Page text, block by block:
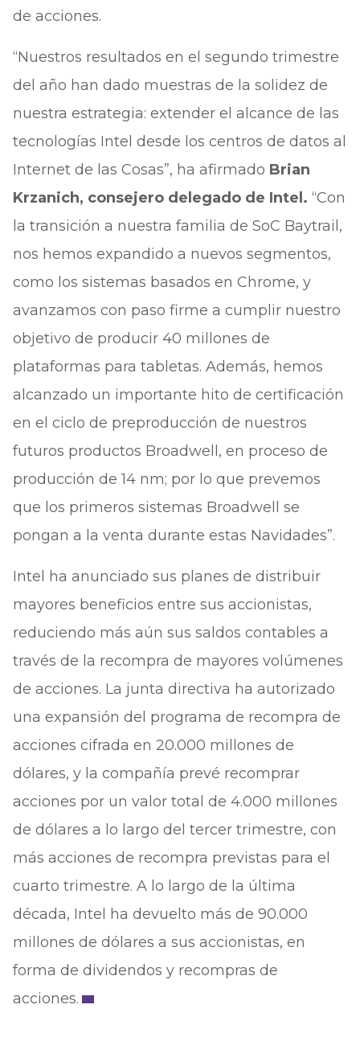
de acciones.
“Nuestros resultados en el segundo trimestre
del año han dado muestras de la solidez de
nuestra estrategia: extender el alcance de las
tecnologías Intel desde los centros de datos al
Internet de las Cosas”, ha afirmado Brian
Krzanich, consejero delegado de Intel. “Con
la transición a nuestra familia de SoC Baytrail,
nos hemos expandido a nuevos segmentos,
como los sistemas basados en Chrome, y
avanzamos con paso firme a cumplir nuestro
objetivo de producir 40 millones de
plataformas para tabletas. Además, hemos
alcanzado un importante hito de certificación
en el ciclo de preproducción de nuestros
futuros productos Broadwell, en proceso de
producción de 14 nm; por lo que prevemos
que los primeros sistemas Broadwell se
pongan a la venta durante estas Navidades”.
Intel ha anunciado sus planes de distribuir
mayores beneficios entre sus accionistas,
reduciendo más aún sus saldos contables a
través de la recompra de mayores volúmenes
de acciones. La junta directiva ha autorizado
una expansión del programa de recompra de
acciones cifrada en 20.000 millones de
dólares, y la compañía prevé recomprar
acciones por un valor total de 4.000 millones
de dólares a lo largo del tercer trimestre, con
más acciones de recompra previstas para el
cuarto trimestre. A lo largo de la última
década, Intel ha devuelto más de 90.000
millones de dólares a sus accionistas, en
forma de dividendos y recompras de
acciones.